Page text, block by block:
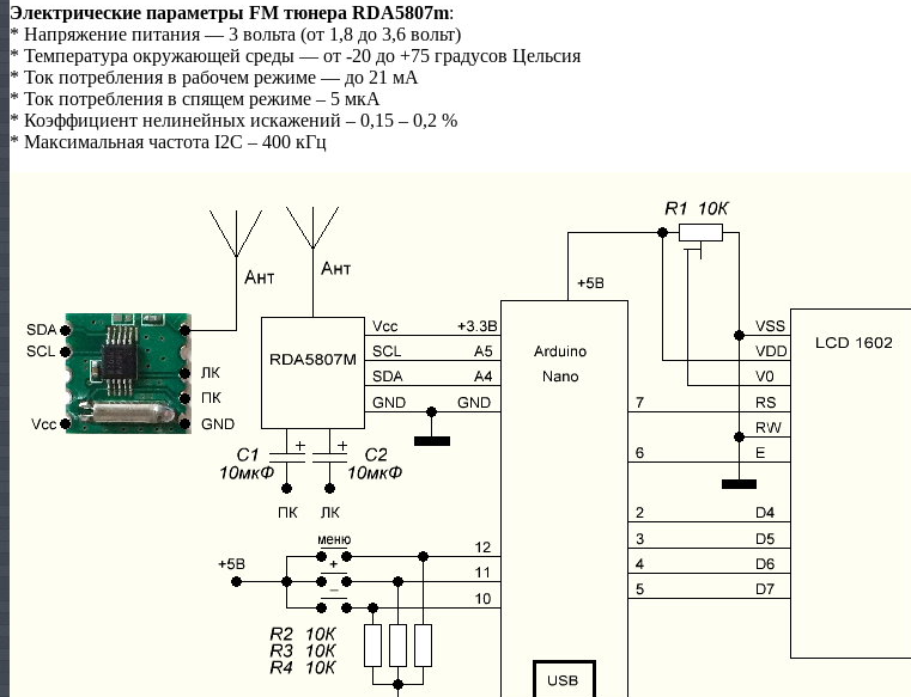
Электрические параметры FM тюнера RDA5807m:
* Напряжение питания — 3 вольта (от 1,8 до 3,6 вольт)
* Температура окружающей среды — от -20 до +75 градусов Цельсия
* Ток потребления в рабочем режиме — до 21 мА
* Ток потребления в спящем режиме – 5 мкА
* Коэффициент нелинейных искажений – 0,15 – 0,2 %
* Максимальная частота I2C – 400 кГц